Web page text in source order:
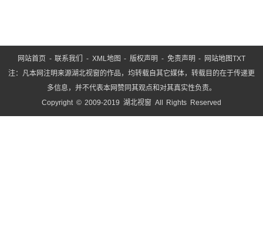
网站首页 -联系我们 - XML地图 -版权声明 - 免责声明 - 网站地图TXT
注：凡本网注明来源湖北视窗的作品，均转载自其它媒体，转载目的在于传递更
多信息，并不代表本网赞同其观点和对其真实性负责。
Copyright © 2009-2019 湖北视窗 All Rights Reserved